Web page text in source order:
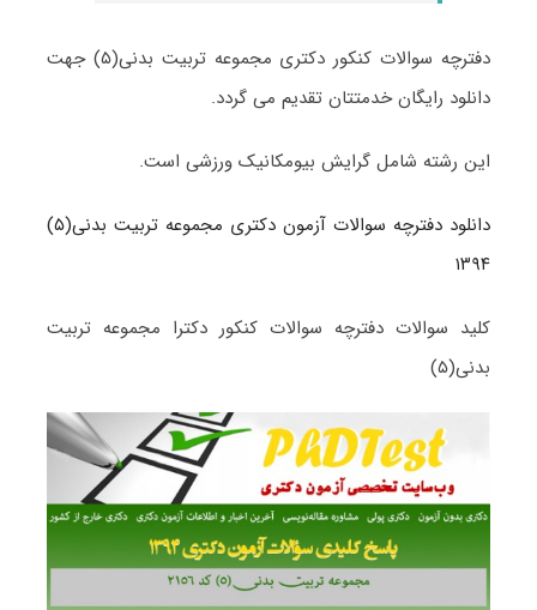
دفترچه سوالات کنکور دکتری مجموعه تربیت بدنی(۵) جهت
دانلود رایگان خدمتتان تقدیم می گردد.
این رشته شامل گرایش بیومکانیک ورزشی است.
دانلود دفترچه سوالات آزمون دکتری مجموعه تربیت بدنی(۵)
۱۳۹۴
کلید سوالات دفترچه سوالات کنکور دکترا مجموعه تربیت
بدنی(۵)